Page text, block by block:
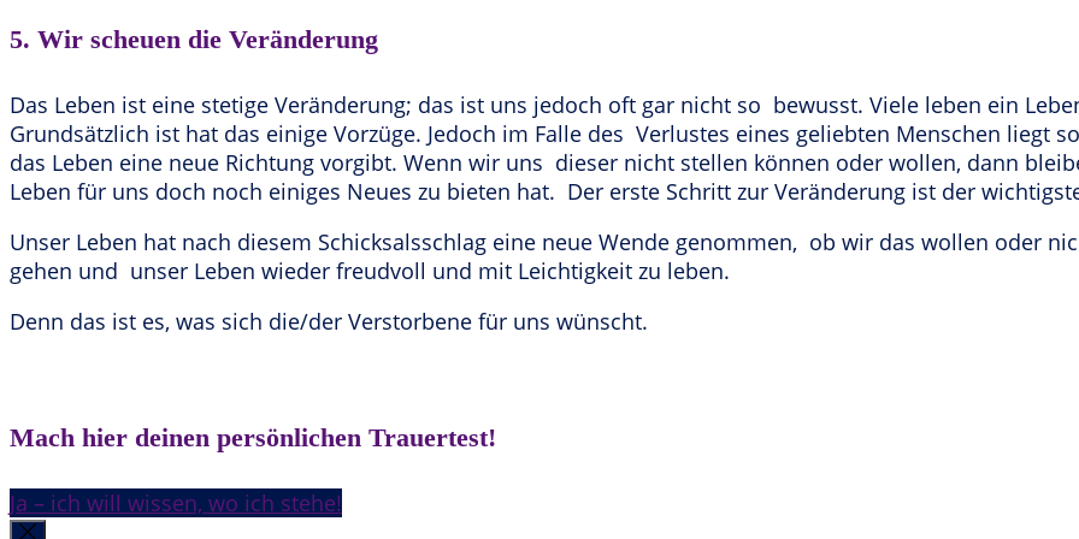
5. Wir scheuen die Veränderung
Das Leben ist eine stetige Veränderung; das ist uns jedoch oft gar nicht so bewusst. Viele leben ein
Grundsätzlich ist hat das einige Vorzüge. Jedoch im Falle des Verlustes eines geliebten Menschen liegt
das Leben eine neue Richtung vorgibt. Wenn wir uns dieser nicht stellen können oder wollen, dann
Leben für uns doch noch einiges Neues zu bieten hat. Der erste Schritt zur Veränderung ist der
Unser Leben hat nach diesem Schicksalsschlag eine neue Wende genommen, ob wir das wollen oder
gehen und unser Leben wieder freudvoll und mit Leichtigkeit zu leben.
Denn das ist es, was sich die/der Verstorbene für uns wünscht.
Mach hier deinen persönlichen Trauertest!
Ja – ich will wissen, wo ich stehe!